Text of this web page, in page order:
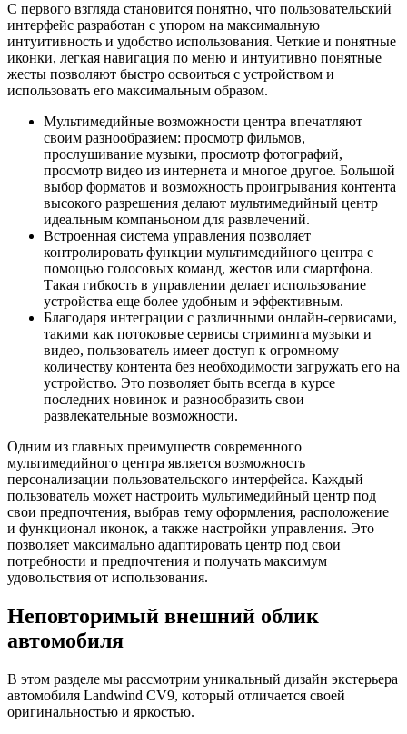
С первого взгляда становится понятно, что пользовательский
интерфейс разработан с упором на максимальную
интуитивность и удобство использования. Четкие и понятные
иконки, легкая навигация по меню и интуитивно понятные
жесты позволяют быстро освоиться с устройством и
использовать его максимальным образом.
Мультимедийные возможности центра впечатляют
своим разнообразием: просмотр фильмов,
прослушивание музыки, просмотр фотографий,
просмотр видео из интернета и многое другое. Большой
выбор форматов и возможность проигрывания контента
высокого разрешения делают мультимедийный центр
идеальным компаньоном для развлечений.
Встроенная система управления позволяет
контролировать функции мультимедийного центра с
помощью голосовых команд, жестов или смартфона.
Такая гибкость в управлении делает использование
устройства еще более удобным и эффективным.
Благодаря интеграции с различными онлайн-сервисами,
такими как потоковые сервисы стриминга музыки и
видео, пользователь имеет доступ к огромному
количеству контента без необходимости загружать его на
устройство. Это позволяет быть всегда в курсе
последних новинок и разнообразить свои
развлекательные возможности.
Одним из главных преимуществ современного
мультимедийного центра является возможность
персонализации пользовательского интерфейса. Каждый
пользователь может настроить мультимедийный центр под
свои предпочтения, выбрав тему оформления, расположение
и функционал иконок, а также настройки управления. Это
позволяет максимально адаптировать центр под свои
потребности и предпочтения и получать максимум
удовольствия от использования.
Неповторимый внешний облик
автомобиля
В этом разделе мы рассмотрим уникальный дизайн экстерьера
автомобиля Landwind CV9, который отличается своей
оригинальностью и яркостью.